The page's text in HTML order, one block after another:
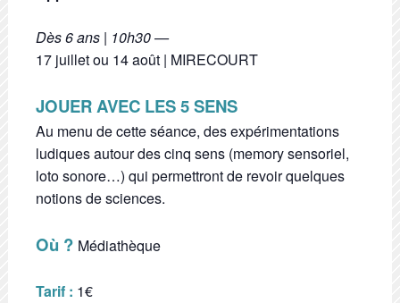
Dès 6 ans | 10h30 —
17 juillet ou 14 août | MIRECOURT
JOUER AVEC LES 5 SENS
Au menu de cette séance, des expérimentations
ludiques autour des cinq sens (memory sensoriel,
loto sonore…) qui permettront de revoir quelques
notions de sciences.
Où ? Médiathèque
Tarif : 1€